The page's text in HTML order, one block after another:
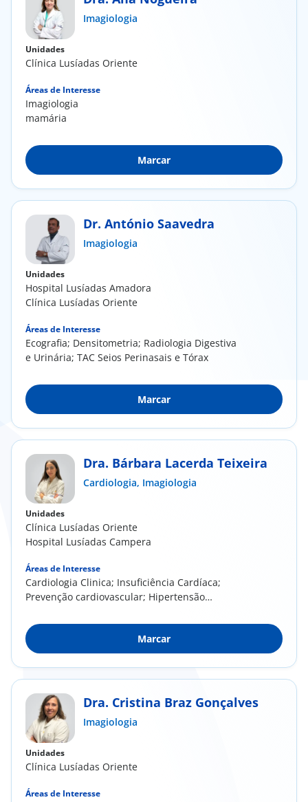
a nós
EN
Imagiologia
Unidades
Clínica Lusíadas Oriente
Áreas de Interesse
Imagiologia
mamária
Marcar
Dr. António Saavedra
Imagiologia
Unidades
Hospital Lusíadas Amadora
Clínica Lusíadas Oriente
Áreas de Interesse
Ecografia; Densitometria; Radiologia Digestiva
e Urinária; TAC Seios Perinasais e Tórax
Marcar
Dra. Bárbara Lacerda Teixeira
Cardiologia, Imagiologia
Unidades
Clínica Lusíadas Oriente
Hospital Lusíadas Campera
Áreas de Interesse
Cardiologia Clinica; Insuficiência Cardíaca;
Prevenção cardiovascular; Hipertensão
Marcar
Dra. Cristina Braz Gonçalves
Imagiologia
Unidades
Clínica Lusíadas Oriente
Áreas de Interesse